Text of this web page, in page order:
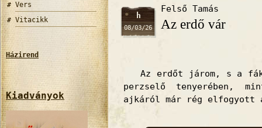
Vers
Vitacikk
Házirend
Kiadványok
h
08/03/26
Felső Tamás
Az erdő vár
Az erdőt járom, s a
perzselő tenyerében,
ajkáról már rég elfogyott